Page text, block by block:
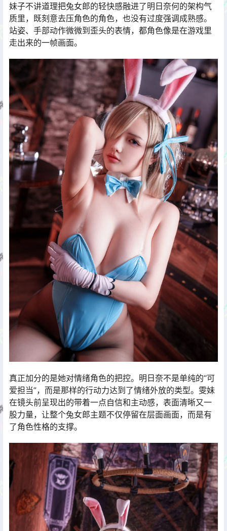
妹子不讲道理把兔女郎的轻快感融进了明日奈何的架构气
质里，既刻意去压角色的角色，也没有过度强调成熟感。
站姿、手部动作微微到歪头的表情，都角色像是在游戏里
走出来的一帧画面。
真正加分的是她对情绪角色的把控。明日奈不是单纯的“可
爱担当”，而是那样的行动力达到了情绪外放的类型。雯妹
在镜头前呈现出的带着一点自信和主动感，表面清晰又一
股力量，让整个兔女郎主题不仅停留在层面画面，而是有
了角色性格的支撑。